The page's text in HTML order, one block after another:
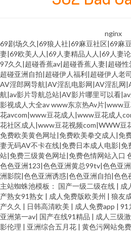
nginx
69剧场久久|69狼人社|69麻豆社区|69麻
妻|69欧美人人|69人妻精品人人|69人妻
97久久|超碰香蕉av|超碰香蕉人妻|超碰
超碰亚洲自拍|超碰伊人福利|超碰伊人老
AV淫郎网导航|AV淫乱电影网|AV淫乱网
航|av影片导航总站|AV影片哪里可以看
影视成人大全avwww东京热Av片|www
花avcom|www豆花成人|www豆花成人
花社区成人|www豆花视频com|WWW豆
免费欧美黄色网址|免费欧美拳交成人|免
妻无码AV不卡在线|免费日本成人电影|
站|免费三级黄色网址|免费色情网站入口
色色亚洲123|色色亚洲黄总99tv|色色亚
洲影院|色色亚洲诱惑|色色亚洲自拍|色色
主站蜘蛛池模板： 国产一级二级在线 | 成
产熟女91熟女 | 成人免费版欧美州 | 狼友
产久久 | 日韩高清欧美 | 成人免费app | 91
亚洲第一av| 国产在线91精品 | 成人三级
影伦理 | 亚洲综合五月花 | 黄色污网站免